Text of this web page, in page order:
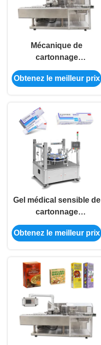
Mécanique de
cartonnage
automatique de la
machine 1.5KW de
Obtenez le meilleur prix
Gel médical sensible de
cartonnage
automatique vertical
rotatoire de machine
Obtenez le meilleur prix